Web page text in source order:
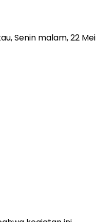
Senin malam, 22 Mei